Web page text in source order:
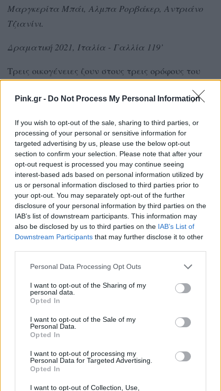
Pink.gr - Do Not Process My Personal Information
If you wish to opt-out of the sale, sharing to third parties, or
processing of your personal or sensitive information for
targeted advertising by us, please use the below opt-out
section to confirm your selection. Please note that after your
opt-out request is processed you may continue seeing
interest-based ads based on personal information utilized by
us or personal information disclosed to third parties prior to
your opt-out. You may separately opt-out of the further
disclosure of your personal information by third parties on the
IAB’s list of downstream participants. This information may
also be disclosed by us to third parties on the IAB’s List of
Downstream Participants that may further disclose it to other
Personal Data Processing Opt Outs
I want to opt-out of the Sharing of my
personal data.
Opted In
I want to opt-out of the Sale of my
Personal Data.
Opted In
I want to opt-out of processing my
Personal Data for Targeted Advertising.
Opted In
I want to opt-out of Collection, Use,
Μαργκερίτα Μπάι, Αλμπα Ρορβάκερ, Αντριάνο
Τζιανίνι.
Δραματική 2021, Ιταλία - Γαλλία 119’
Τρεις οικογένειες ζουν στους τρεις ορόφους του
Μέσα σε μία δεκαετία, η ζωή φέρνει τους
επηρεάζουν τις σχέσεις μεταξύ αδελφών, γονιών,
παιδιών και συζύγων. Οι επιλογές τους
αντανακλούν πανανθρώπινα ηθικά ζητήματα και
έχουν συνέπειες στις ζωές τους.
Ουπς 2! Ο Νώε Ξαναέφυγε (Ooops! The Adventure
Continue)
των Τόμπι Γκένκελ και Σον ΜακΚόρμακ.
Animation 2020, Ιρλανδία - Λουξεμβούργο 85’